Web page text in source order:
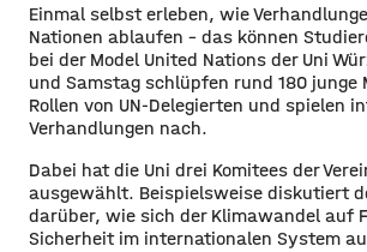
Einmal selbst erleben, wie
Nationen ablaufen – das können
bei der Model United Nations der Uni
und Samstag schlüpfen rund 180 junge
Rollen von UN-Delegierten und spielen
Verhandlungen nach.
Dabei hat die Uni drei Komitees der
ausgewählt. Beispielsweise diskutiert
darüber, wie sich der Klimawandel auf
Sicherheit im internationalen System